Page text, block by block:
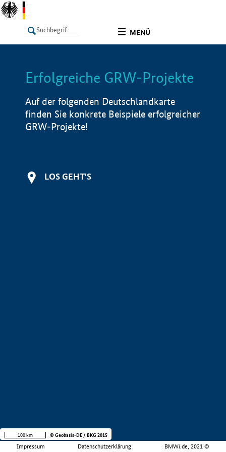
MENÜ
LISTE Info
Erfolgreiche GRW-Projekte
Auf der folgenden Deutschlandkarte
finden Sie konkrete Beispiele erfolgreicher
GRW-Projekte!
LOS GEHT'S
Impressum Datenschutzerklärung BMWi.de, 2021 ©
100 km © Geobasis-DE / BKG 2015